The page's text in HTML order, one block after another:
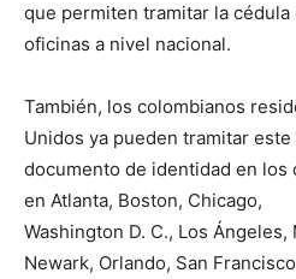
que permiten tramitar la cédula
oficinas a nivel nacional.
También, los colombianos
Unidos ya pueden tramitar este
documento de identidad en los
en Atlanta, Boston, Chicago,
Washington D. C., Los Ángeles,
Newark, Orlando, San